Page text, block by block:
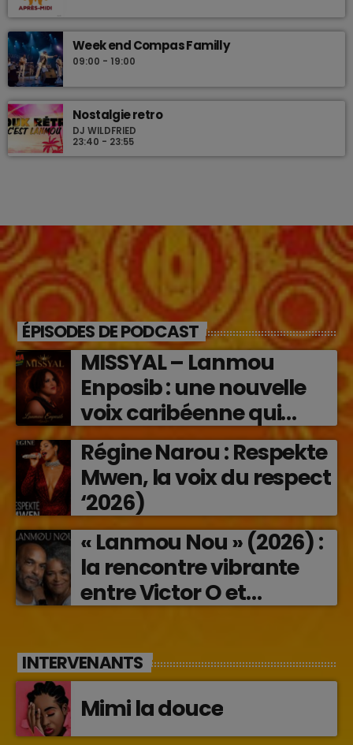
Week end Compas Familly
09:00 - 19:00
Nostalgie retro
DJ WILDFRIED
23:40 - 23:55
ÉPISODES DE PODCAST
MISSYAL – Lanmou
Enposib : une nouvelle
voix caribéenne qui
transforme les émotions
en musique (2026)
Régine Narou : Respekte
Mwen, la voix du respect
‘2026)
« Lanmou Nou » (2026) :
la rencontre vibrante
entre Victor O et
INTERVENANTS
Mimi la douce